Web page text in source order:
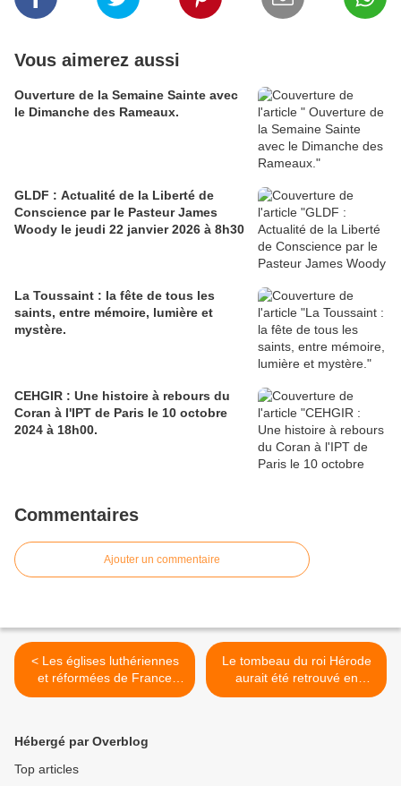
Vous aimerez aussi
Ouverture de la Semaine Sainte avec
le Dimanche des Rameaux.
GLDF : Actualité de la Liberté de
Conscience par le Pasteur James
Woody le jeudi 22 janvier 2026 à 8h30
La Toussaint : la fête de tous les
saints, entre mémoire, lumière et
mystère.
CEHGIR : Une histoire à rebours du
Coran à l'IPT de Paris le 10 octobre
2024 à 18h00.
Commentaires
Ajouter un commentaire
< Les églises luthériennes
et réformées de France
préparent du 17 au 20 mai
une proposition de modèle
Le tombeau du roi Hérode
aurait été retrouvé en
Israël. >
Hébergé par Overblog
Top articles